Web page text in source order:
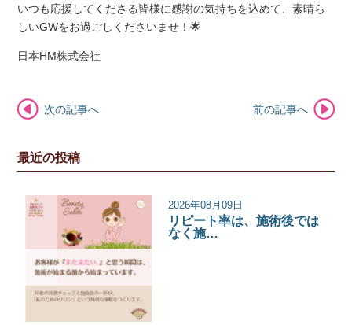
いつも応援してくださる皆様に感謝の気持ちを込めて、素晴ら
しいGWをお過ごしくださいませ！🌟
日本HM株式会社
次の記事へ 前の記事へ
最近の投稿
2026年08月09日
リピート率は、施術後では
なく施…